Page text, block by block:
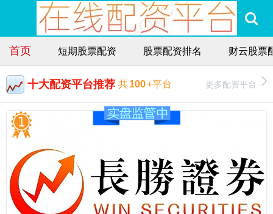
首页 短期股票配资 股票配资排名 财云股票
十大配资平台推荐 共100+平台 更多配资平台